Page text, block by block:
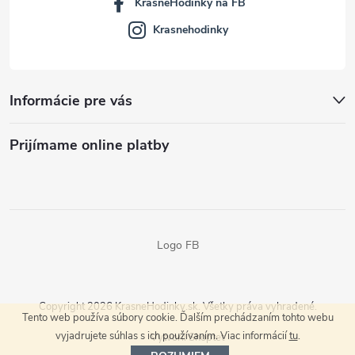
Tento web používa súbory cookie. Ďalším prechádzaním tohto webu
vyjadrujete súhlas s ich používaním. Viac informáciítu.
Informácie pre vás
Prijímame online platby
Krasnehodinky
Logo FB
Vytvoril Shoptet
Copyright 2026 KrasneHodinky.sk. Všetky práva vyhradené.